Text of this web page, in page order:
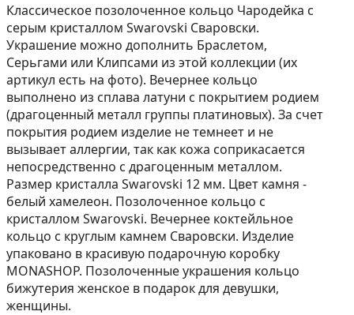
Классическое позолоченное кольцо Чародейка с
серым кристаллом Swarovski Сваровски.
Украшение можно дополнить Браслетом,
Серьгами или Клипсами из этой коллекции (их
aртикул есть на фoто). Вечернее кольцо
выполнено из сплава латуни с покрытием родием
(драгоценный металл группы платиновых). За счет
покрытия родием изделие не темнеет и не
вызывает аллергии, так как кожа соприкасается
непосредственно с драгоценным металлом.
Размер кристалла Swarovski 12 мм. Цвет камня -
белый хамелеон. Позолоченное кольцо с
кристаллом Swarovski. Вечернее коктейльное
кольцо с круглым камнем Сваровски. Изделие
упаковано в красивую подарочную коробку
MONASHOP. Позолоченные украшения кольцо
бижутерия женское в подарок для девушки,
женщины.